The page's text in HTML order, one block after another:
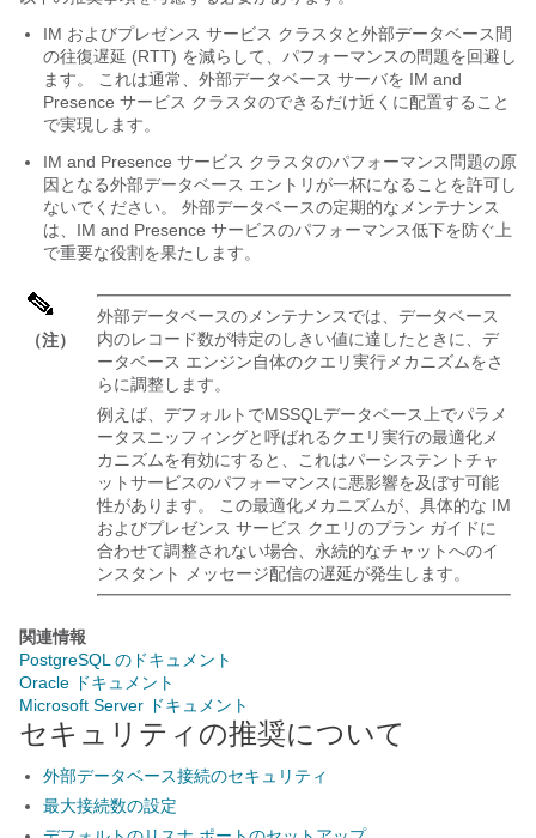
IM およびプレゼンス サービス クラスタと外部データベース間
の往復遅延 (RTT) を減らして、パフォーマンスの問題を回避し
ます。 これは通常、外部データベース サーバを IM and
Presence サービス クラスタのできるだけ近くに配置すること
で実現します。
IM and Presence サービス クラスタのパフォーマンス問題の原
因となる外部データベース エントリが一杯になることを許可し
ないでください。 外部データベースの定期的なメンテナンス
は、IM and Presence サービスのパフォーマンス低下を防ぐ上
で重要な役割を果たします。
（注）
外部データベースのメンテナンスでは、データベース
内のレコード数が特定のしきい値に達したときに、デ
ータベース エンジン自体のクエリ実行メカニズムをさ
らに調整します。
例えば、デフォルトでMSSQLデータベース上でパラメ
ータスニッフィングと呼ばれるクエリ実行の最適化メ
カニズムを有効にすると、これはパーシステントチャ
ットサービスのパフォーマンスに悪影響を及ぼす可能
性があります。 この最適化メカニズムが、具体的な IM
およびプレゼンス サービス クエリのプラン ガイドに
合わせて調整されない場合、永続的なチャットへのイ
ンスタント メッセージ配信の遅延が発生します。
関連情報
PostgreSQL のドキュメント
Oracle ドキュメント
Microsoft Server ドキュメント
セキュリティの推奨について
外部データベース接続のセキュリティ
最大接続数の設定